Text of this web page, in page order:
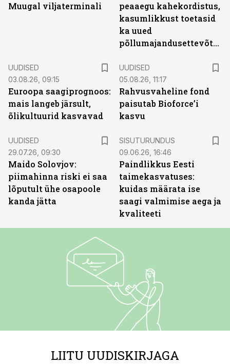
Muugal viljaterminali
peaaegu kahekordistus,
kasumlikkust toetasid
ka uued
põllumajandusettevõtted
UUDISED
03.08.26, 09:15
Euroopa saagiprognoos:
mais langeb järsult,
õlikultuurid kasvavad
UUDISED
05.08.26, 11:17
Rahvusvaheline fond
paisutab Bioforce’i
kasvu
UUDISED
29.07.26, 09:30
Maido Solovjov:
piimahinna riski ei saa
lõputult ühe osapoole
kanda jätta
SISUTURUNDUS
09.06.26, 16:46
Paindlikkus Eesti
taimekasvatuses:
kuidas määrata ise
saagi valmimise aega ja
kvaliteeti
LIITU UUDISKIRJAGA